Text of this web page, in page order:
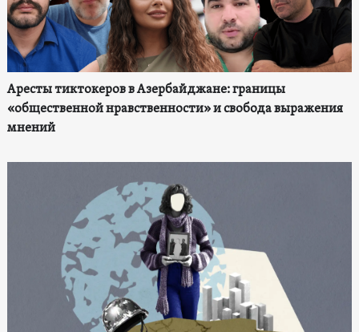
Аресты тиктокеров в Азербайджане: границы
«общественной нравственности» и свобода выражения
мнений